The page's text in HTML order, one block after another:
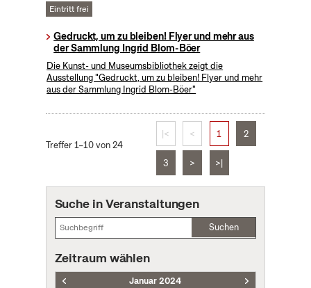
Eintritt frei
Gedruckt, um zu bleiben! Flyer und mehr aus
der Sammlung Ingrid Blom-Böer
Die Kunst- und Museumsbibliothek zeigt die
Ausstellung "Gedruckt, um zu bleiben! Flyer und mehr
aus der Sammlung Ingrid Blom-Böer"
Treffer 1–10 von 24
|< < 1 2
3 > >|
Suche in Veranstaltungen
Suchen
Zeitraum wählen
Januar 2024